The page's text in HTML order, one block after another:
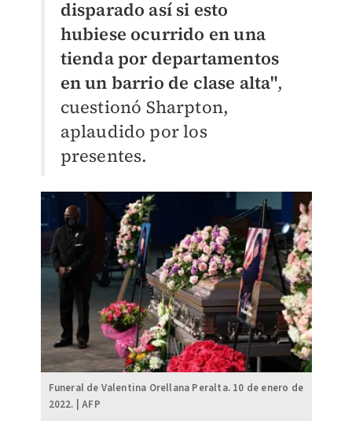
disparado así si esto
hubiese ocurrido en una
tienda por departamentos
en un barrio de clase alta",
cuestionó Sharpton,
aplaudido por los
presentes.
Funeral de Valentina Orellana Peralta. 10 de enero de
2022. | AFP